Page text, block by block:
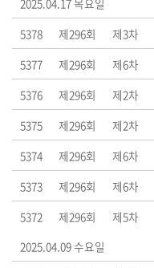
상
세
검
색
부
록
검
색
시
정
질
2025.04.17 목요일
5378
제296회 제3차
5377
제296회 제6차
5376
제296회 제2차
5375
제296회 제2차
5374
제296회 제6차
5373
제296회 제6차
5372
제296회 제5차
2025.04.09 수요일